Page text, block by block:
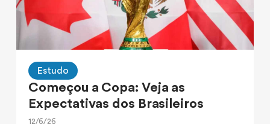
Estudo
Começou a Copa: Veja as
Expectativas dos Brasileiros
12/6/26